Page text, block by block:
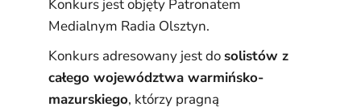
Konkurs jest objęty Patronatem
Medialnym Radia Olsztyn.
Konkurs adresowany jest do solistów z
całego województwa warmińsko-
mazurskiego, którzy pragną